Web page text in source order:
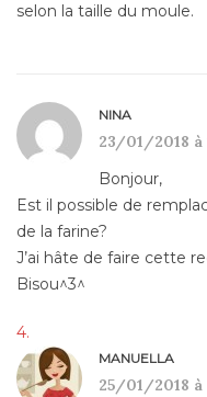
selon la taille du moule.
NINA
23/01/2018 à
Bonjour,
Est il possible de
de la farine?
J’ai hâte de faire cette
Bisou^3^
MANUELLA
25/01/2018